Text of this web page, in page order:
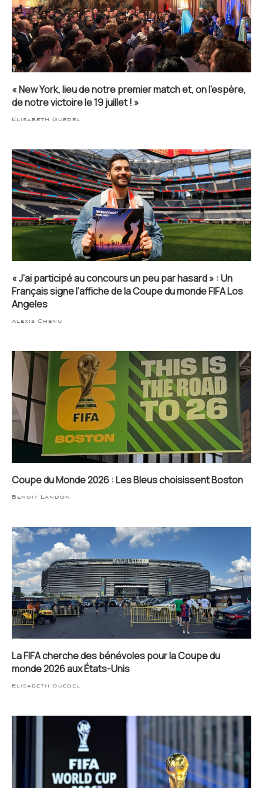
« New York, lieu de notre premier match et, on l’espère,
de notre victoire le 19 juillet ! »
Elisabeth Guédel
« J’ai participé au concours un peu par hasard » : Un
Français signe l’affiche de la Coupe du monde FIFA Los
Angeles
Alexis Chenu
Coupe du Monde 2026 : Les Bleus choisissent Boston
Benoit Landon
La FIFA cherche des bénévoles pour la Coupe du
monde 2026 aux États-Unis
Elisabeth Guédel